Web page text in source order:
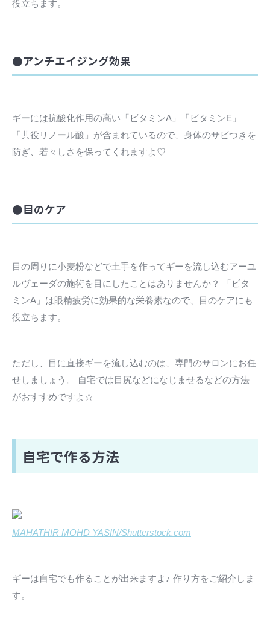
役立ちます。
●アンチエイジング効果
ギーには抗酸化作用の高い「ビタミンA」「ビタミンE」
「共役リノール酸」が含まれているので、身体のサビつきを
防ぎ、若々しさを保ってくれますよ♡
●目のケア
目の周りに小麦粉などで土手を作ってギーを流し込むアーユ
ルヴェーダの施術を目にしたことはありませんか？ 「ビタ
ミンA」は眼精疲労に効果的な栄養素なので、目のケアにも
役立ちます。
ただし、目に直接ギーを流し込むのは、専門のサロンにお任
せしましょう。 自宅では目尻などになじませるなどの方法
がおすすめですよ☆
自宅で作る方法
MAHATHIR MOHD YASIN/Shutterstock.com
ギーは自宅でも作ることが出来ますよ♪ 作り方をご紹介しま
す。